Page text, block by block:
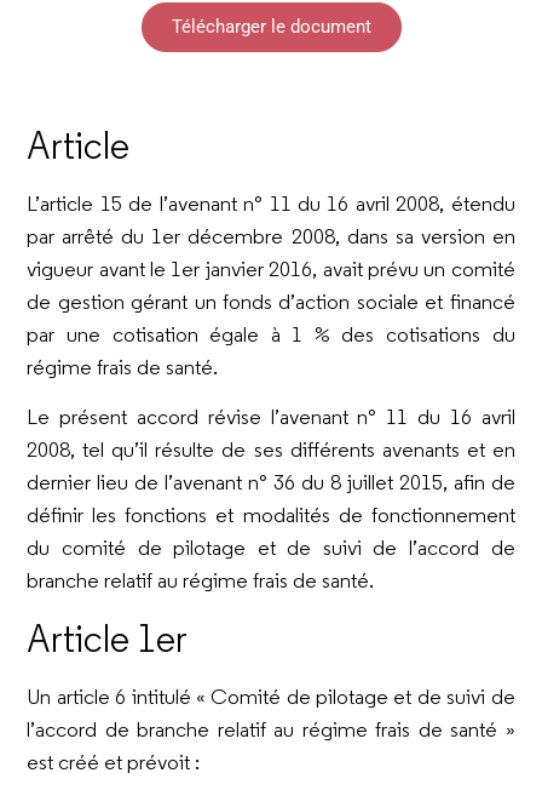
Télécharger le document
Article
L’article 15 de l’avenant n° 11 du 16 avril 2008, étendu
par arrêté du 1er décembre 2008, dans sa version en
vigueur avant le 1er janvier 2016, avait prévu un comité
de gestion gérant un fonds d’action sociale et financé
par une cotisation égale à 1 % des cotisations du
régime frais de santé.
Le présent accord révise l’avenant n° 11 du 16 avril
2008, tel qu’il résulte de ses différents avenants et en
dernier lieu de l’avenant n° 36 du 8 juillet 2015, afin de
définir les fonctions et modalités de fonctionnement
du comité de pilotage et de suivi de l’accord de
branche relatif au régime frais de santé.
Article 1er
Un article 6 intitulé « Comité de pilotage et de suivi de
l’accord de branche relatif au régime frais de santé »
est créé et prévoit :